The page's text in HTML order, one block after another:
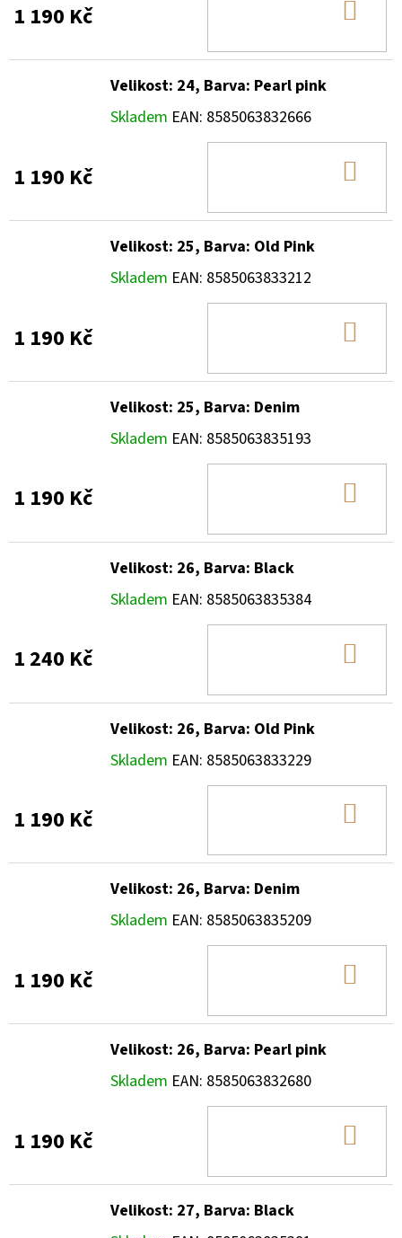
1 190 Kč
Velikost: 24, Barva: Pearl pink
Skladem EAN: 8585063832666
1 190 Kč
Velikost: 25, Barva: Old Pink
Skladem EAN: 8585063833212
1 190 Kč
Velikost: 25, Barva: Denim
Skladem EAN: 8585063835193
1 190 Kč
Velikost: 26, Barva: Black
Skladem EAN: 8585063835384
1 240 Kč
Velikost: 26, Barva: Old Pink
Skladem EAN: 8585063833229
1 190 Kč
Velikost: 26, Barva: Denim
Skladem EAN: 8585063835209
1 190 Kč
Velikost: 26, Barva: Pearl pink
Skladem EAN: 8585063832680
1 190 Kč
Velikost: 27, Barva: Black